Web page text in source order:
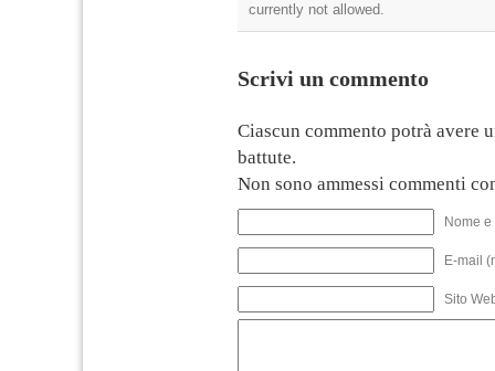
currently not allowed.
Scrivi un commento
Ciascun commento potrà avere
battute.
Non sono ammessi commenti
Nome
E-mail
Sito